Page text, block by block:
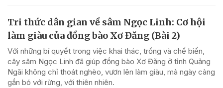
Tri thức dân gian về sâm Ngọc Linh: Cơ hội
làm giàu của đồng bào Xơ Đăng (Bài 2)
Với những bí quyết trong việc khai thác, trồng và chế biến,
cây sâm Ngọc Linh đã giúp đồng bào Xơ Đăng ở tỉnh Quảng
Ngãi không chỉ thoát nghèo, vươn lên làm giàu, mà ngày càng
gắn bó với rừng, với thiên nhiên.